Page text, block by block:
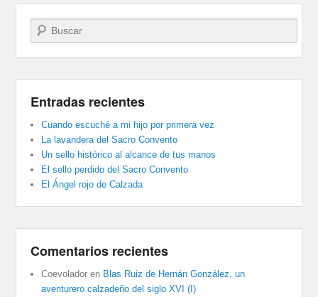
Buscar
Entradas recientes
Cuando escuché a mi hijo por primera vez
La lavandera del Sacro Convento
Un sello histórico al alcance de tus manos
El sello perdido del Sacro Convento
El Ángel rojo de Calzada
Comentarios recientes
Coevolador en Blas Ruiz de Hernán González, un
aventurero calzadeño del siglo XVI (I)